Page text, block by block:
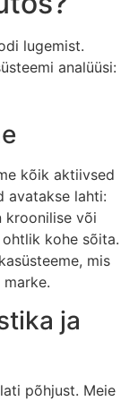
lugemist.
analüüsi:
kõik aktiivsed
avatakse lahti:
kroonilise või
kohe sõita.
mis
ja
põhjust. Meie